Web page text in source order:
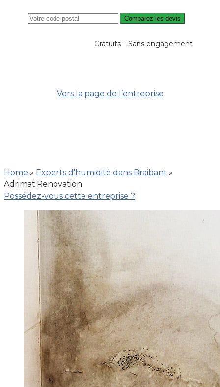
Comparez les devis
Gratuits – Sans engagement
Vers la page de l’entreprise
Home » Experts d'humidité dans Braibant »
Adrimat.Renovation
Possédez-vous cette entreprise ?